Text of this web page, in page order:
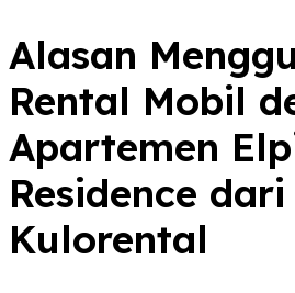
Alasan
Rental Mobil
Apartemen
Residence dari
Kulorental